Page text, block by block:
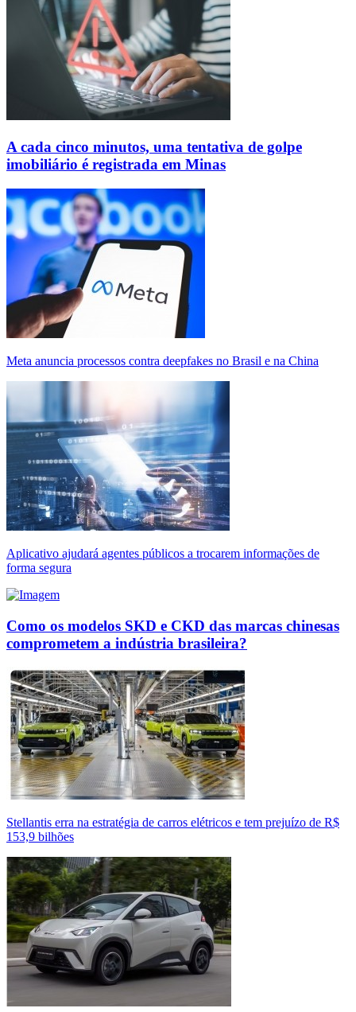
A cada cinco minutos, uma tentativa de golpe
imobiliário é registrada em Minas
Meta anuncia processos contra deepfakes no Brasil e na China
Aplicativo ajudará agentes públicos a trocarem informações de
forma segura
Como os modelos SKD e CKD das marcas chinesas
comprometem a indústria brasileira?
Stellantis erra na estratégia de carros elétricos e tem prejuízo de R$
153,9 bilhões